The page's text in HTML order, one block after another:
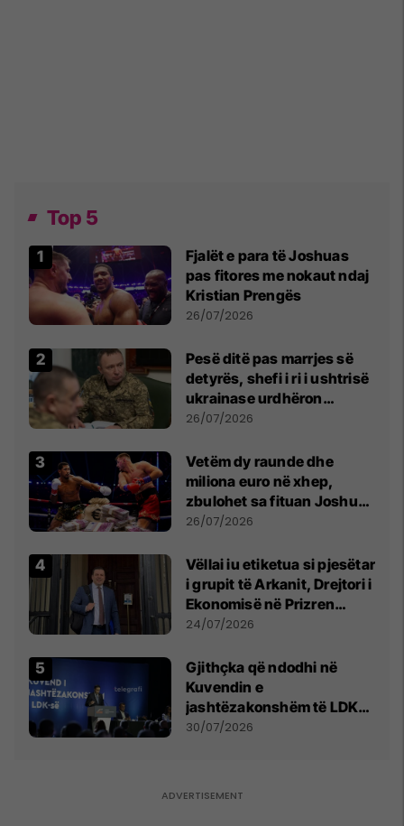
Top 5
Fjalët e para të Joshuas
pas fitores me nokaut ndaj
Kristian Prengës
26/07/2026
Pesë ditë pas marrjes së
detyrës, shefi i ri i ushtrisë
ukrainase urdhëron
kontroll të madh
26/07/2026
Vetëm dy raunde dhe
miliona euro në xhep,
zbulohet sa fituan Joshua
e Prenga
26/07/2026
Vëllai iu etiketua si pjesëtar
i grupit të Arkanit, Drejtori i
Ekonomisë në Prizren
mohon pretendimet
24/07/2026
Gjithçka që ndodhi në
Kuvendin e
jashtëzakonshëm të LDK-
së
30/07/2026